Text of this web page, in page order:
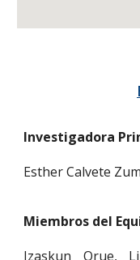
Investigadora
Esther Calvete
Miembros del
Izaskun Orue,